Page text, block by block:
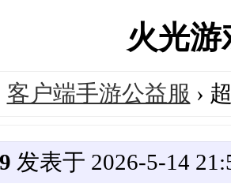
火光
客户端手游公益服 ›
发表于 2026-5-14